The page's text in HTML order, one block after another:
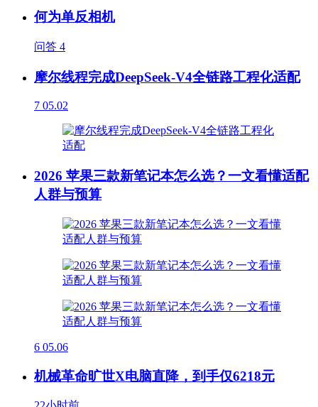
何为单反相机
问答 4
摩尔线程完成DeepSeek-V4全链路工程化适配
7 05.02
2026 苹果三款新笔记本怎么选？一文看懂适配
人群与预算
6 05.06
机械革命旷世X电脑直降，到手仅6218元